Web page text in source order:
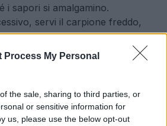
Process My Personal
the sale, sharing to third parties, or
or sensitive information for
us, please use the below opt-out
i sapori si amalgamino.
servi il carpione freddo,
da pane casereccio o come
festivi.
che il carpione non è
Diverse regioni italiane